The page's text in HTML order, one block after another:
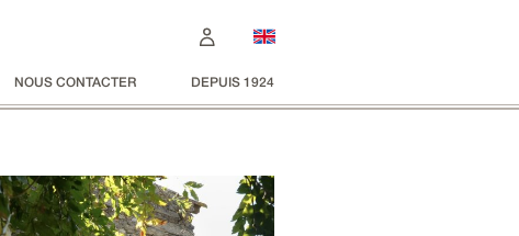
NOUS CONTACTER DEPUIS 1924